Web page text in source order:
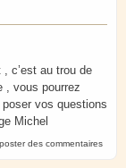
c’est au trou de
, vous pourrez
vos questions
Michel
des commentaires